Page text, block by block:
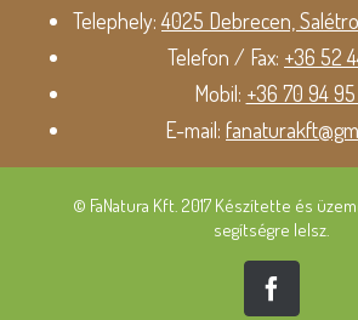
Telephely:4025 Debrecen,
Telefon / Fax: +36 52
Mobil: +36 70 94 95
E-mail:
© FaNatura Kft. 2017 Készítette és
segítségre lelsz.